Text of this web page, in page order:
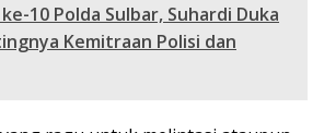
10 Polda Sulbar, Suhardi Duka
Kemitraan Polisi dan